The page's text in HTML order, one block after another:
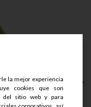
la mejor experiencia
cookies que son
del sitio web y para